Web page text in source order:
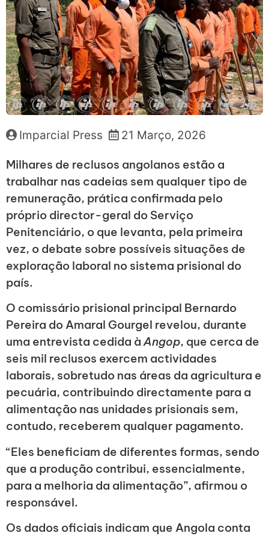
Imparcial Press 21 Março, 2026
Milhares de reclusos angolanos estão a
trabalhar nas cadeias sem qualquer tipo de
remuneração, prática confirmada pelo
próprio director-geral do Serviço
Penitenciário, o que levanta, pela primeira
vez, o debate sobre possíveis situações de
exploração laboral no sistema prisional do
país.
O comissário prisional principal Bernardo
Pereira do Amaral Gourgel revelou, durante
uma entrevista cedida àAngop, que cerca de
seis mil reclusos exercem actividades
laborais, sobretudo nas áreas da agricultura e
pecuária, contribuindo directamente para a
alimentação nas unidades prisionais sem,
contudo, receberem qualquer pagamento.
“Eles beneficiam de diferentes formas, sendo
que a produção contribui, essencialmente,
para a melhoria da alimentação”, afirmou o
responsável.
Os dados oficiais indicam que Angola conta